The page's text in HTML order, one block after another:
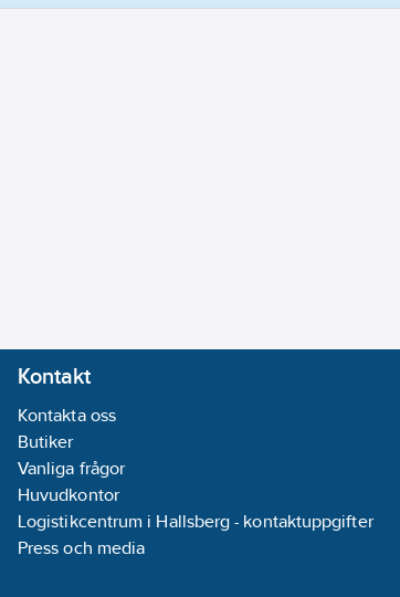
Kontakt
Kontakta oss
Butiker
Vanliga frågor
Huvudkontor
Logistikcentrum i Hallsberg - kontaktuppgifter
Press och media